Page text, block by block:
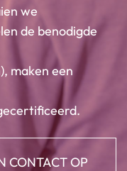
we
de benodigde
maken een
CONTACT OP